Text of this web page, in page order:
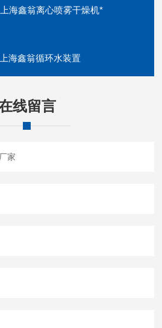
海鑫翁离心喷雾干燥机*
海鑫翁循环水装置
线留言